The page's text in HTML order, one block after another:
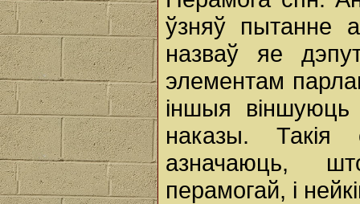
ўзняў пытанне
назваў яе
элементам
іншыя
наказы. Такія
азначаюць,
перамогай, і